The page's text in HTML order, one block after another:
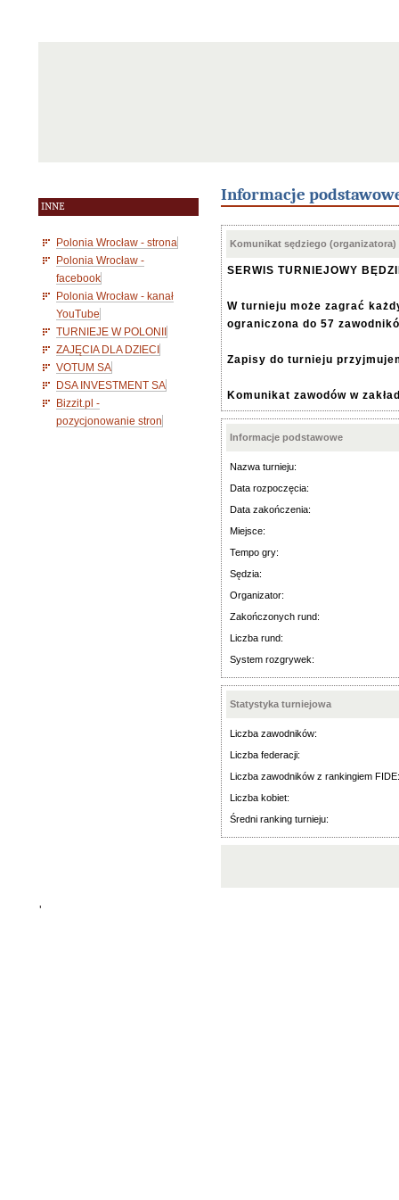
INNE
Polonia Wrocław - strona
Polonia Wrocław -
facebook
Polonia Wrocław - kanał
YouTube
TURNIEJE W POLONII
ZAJĘCIA DLA DZIECI
VOTUM SA
DSA INVESTMENT SA
Bizzit.pl -
pozycjonowanie stron
Informacje
Komunikat sędziego (organizatora)
SERWIS TURNIEJOWY
W turnieju może zagrać
ograniczona do 57
Zapisy do turnieju
Komunikat zawodów w
Informacje podstawowe
Nazwa turnieju:
Data rozpoczęcia:
Data zakończenia:
Miejsce:
Tempo gry:
Sędzia:
Organizator:
Zakończonych rund:
Liczba rund:
System rozgrywek:
Statystyka turniejowa
Liczba zawodników:
Liczba federacji:
Liczba zawodników z rankingiem FIDE:
Liczba kobiet:
Średni ranking turnieju:
'